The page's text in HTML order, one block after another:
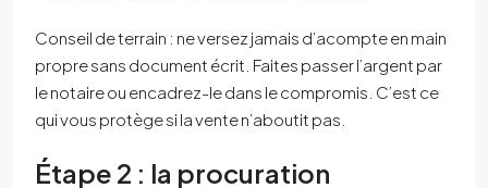
Conseil de terrain : ne versez jamais d’acompte en main
propre sans document écrit. Faites passer l’argent par
le notaire ou encadrez-le dans le compromis. C’est ce
qui vous protège si la vente n’aboutit pas.
Étape 2 : la procuration